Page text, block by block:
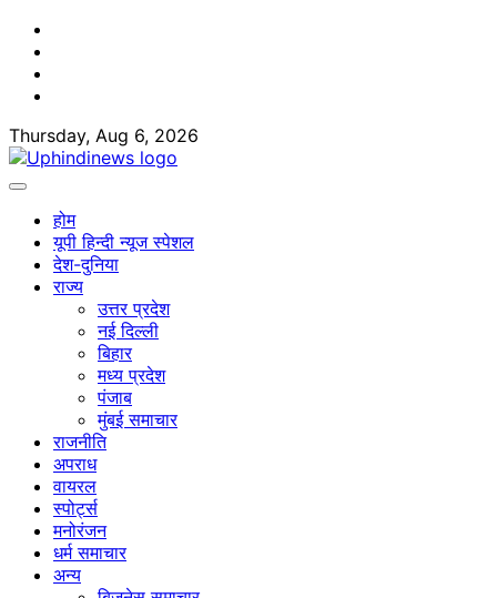
Skip
content
Thursday, Aug 6, 2026
होम
यूपी हिन्दी न्यूज स्पेशल
देश-दुनिया
राज्य
उत्तर प्रदेश
नई दिल्ली
बिहार
मध्य प्रदेश
पंजाब
मुंबई समाचार
राजनीति
अपराध
वायरल
स्पोर्ट्स
मनोरंजन
धर्म समाचार
अन्य